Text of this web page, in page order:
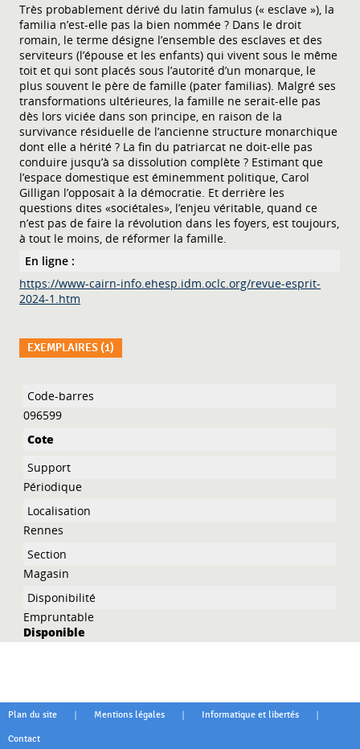
Très probablement dérivé du latin famulus (« esclave »), la
familia n’est-elle pas la bien nommée ? Dans le droit
romain, le terme désigne l’ensemble des esclaves et des
serviteurs (l’épouse et les enfants) qui vivent sous le même
toit et qui sont placés sous l’autorité d’un monarque, le
plus souvent le père de famille (pater familias). Malgré ses
transformations ultérieures, la famille ne serait-elle pas
dès lors viciée dans son principe, en raison de la
survivance résiduelle de l’ancienne structure monarchique
dont elle a hérité ? La fin du patriarcat ne doit-elle pas
conduire jusqu’à sa dissolution complète ? Estimant que
l’espace domestique est éminemment politique, Carol
Gilligan l’opposait à la démocratie. Et derrière les
questions dites «sociétales», l’enjeu véritable, quand ce
n’est pas de faire la révolution dans les foyers, est toujours,
à tout le moins, de réformer la famille.
En ligne :
https://www-cairn-info.ehesp.idm.oclc.org/revue-esprit-
2024-1.htm
EXEMPLAIRES (1)
Liste des exemplaires
096599
Périodique
Rennes
Magasin
Empruntable
Disponible
Plan du site | Mentions légales | Informatique et libertés |
Contact